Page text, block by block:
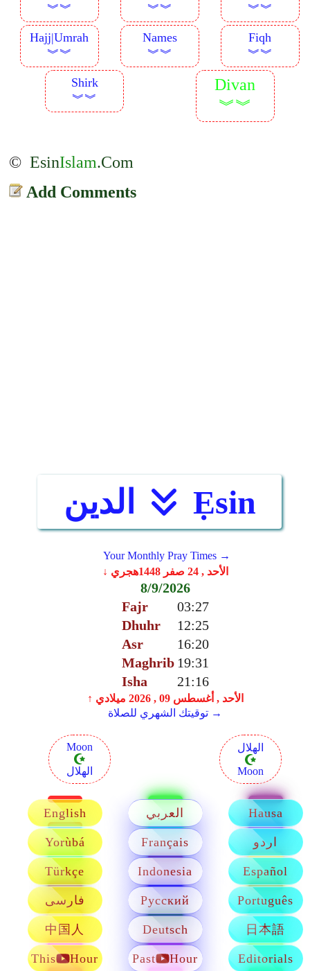
︾︾
︾︾
︾︾
Hajj|Umrah
︾︾
Names
︾︾
Fiqh
︾︾
Shirk
︾︾
Divan
︾︾
© EsinIslam.Com
Add Comments
Ẹsin